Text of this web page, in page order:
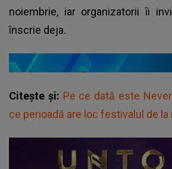
noiembrie, iar organizatorii îi
înscrie deja.
Citește și: Pe ce dată este
ce perioadă are loc festivalul de la